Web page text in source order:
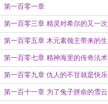
安对威廉的愤怒
第一百零一章
第一百零三章 精灵对希尔的又一次
出手
第一百零五章 木元素领主带来的生
机勃勃
第一百零七章 精神海里的传奇法术
第一百零九章 仇人的不甘就是快乐
的源泉
第一百十一章 为了兔子拼命的雪云